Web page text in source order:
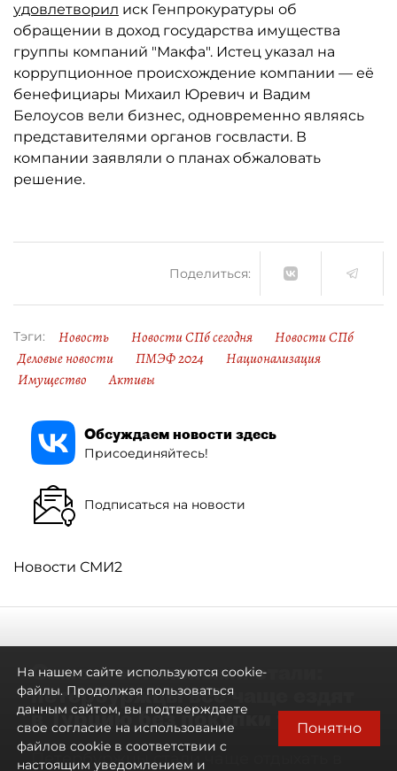
удовлетворил иск Генпрокуратуры об
обращении в доход государства имущества
группы компаний "Макфа". Истец указал на
коррупционное происхождение компании — её
бенефициары Михаил Юревич и Вадим
Белоусов вели бизнес, одновременно являясь
представителями органов госвласти. В
компании заявляли о планах обжаловать
решение.
Поделиться:
Тэги: Новость Новости СПб сегодня
Новости СПб
Деловые новости
ПМЭФ 2024
Национализация
Имущество
Активы
Обсуждаем новости здесь
Присоединяйтесь!
Подписаться на новости
Новости СМИ2
Самостоятельными стали:
петербуржцы всё чаще ездят
в Турцию без покупки туров
Петербуржцы стали чаще отдыхать в
На нашем сайте используются cookie-
файлы. Продолжая пользоваться
данным сайтом, вы подтверждаете
свое согласие на использование
файлов cookie в соответствии с
настоящим уведомлением и
Понятно